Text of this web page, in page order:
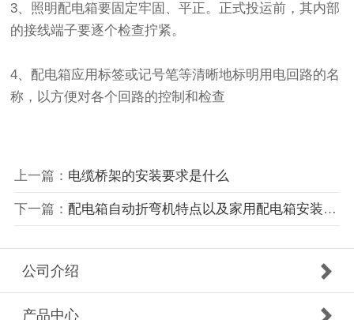
3、照明配电箱要固定牢固、平正。正式投运前，其内部
的接线端子要逐个检查拧紧。
4、配电箱应用标签或记号笔等清晰地标明用电回路的名
称，以方便对各个回路的控制和检查
上一篇： 电缆桥架的安装要求是什么
下一篇： 配电箱自动折弯机特点以及家用配电箱安装方法
公司介绍
产品中心